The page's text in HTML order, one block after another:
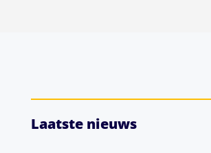
Laatste nieuws